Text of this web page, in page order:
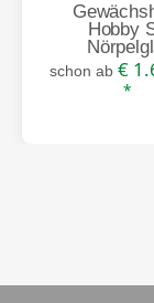
Hobby
schon ab €
*